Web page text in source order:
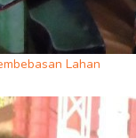
Lahan